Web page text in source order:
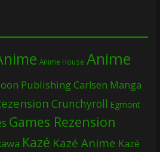
Anime House Anime
PublishingCarlsen Manga
Crunchyroll Egmont
Games Rezension
Kazé Kazé Anime Kazé